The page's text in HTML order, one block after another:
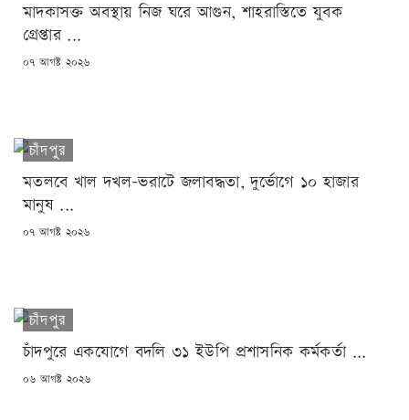
মাদকাসক্ত অবস্থায় নিজ ঘরে আগুন, শাহরাস্তিতে যুবক
গ্রেপ্তার ...
POSTED
০৭ আগষ্ট ২০২৬
চাঁদপুর
মতলবে খাল দখল-ভরাটে জলাবদ্ধতা, দুর্ভোগে ১০ হাজার
মানুষ ...
POSTED
০৭ আগষ্ট ২০২৬
চাঁদপুর
চাঁদপুরে একযোগে বদলি ৩১ ইউপি প্রশাসনিক কর্মকর্তা ...
POSTED
০৬ আগষ্ট ২০২৬